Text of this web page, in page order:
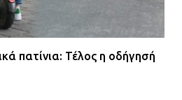
πατίνια: Τέλος η οδήγησή